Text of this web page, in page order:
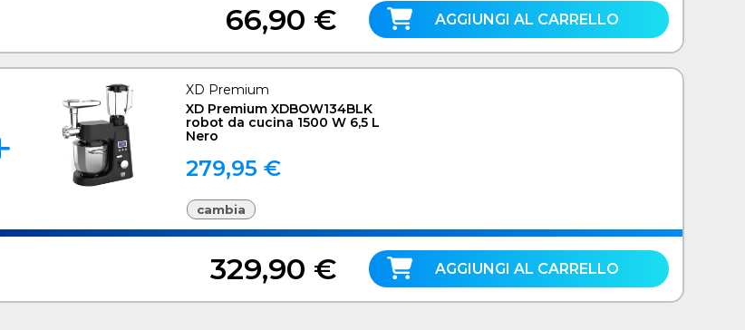
66,90 € AGGIUNGI AL CARRELLO
XD Premium
XD Premium XDBOW134BLK
robot da cucina 1500 W 6,5 L
Nero
279,95 €
cambia
329,90 € AGGIUNGI AL CARRELLO